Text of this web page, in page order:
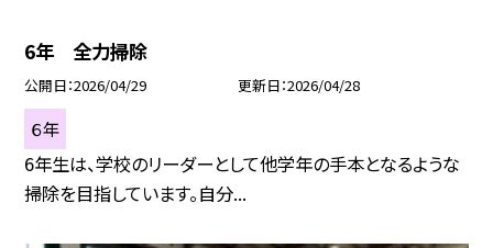
6年 全力掃除
公開日 2026/04/29 更新日 2026/04/28
６年
6年生は、学校のリーダーとして他学年の手本となるような
掃除を目指しています。自分...